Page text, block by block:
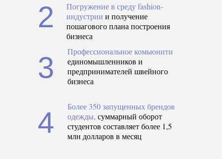
2
Погружение в среду fashion-
индустрии и получение
пошагового плана построения
бизнеса
3
4
Профессиональное комьюнити
единомышленников и
предпринимателей швейного
бизнеса
Более 350 запущенных брендов
одежды, суммарный оборот
студентов составляет более 1,5
млн долларов в месяц